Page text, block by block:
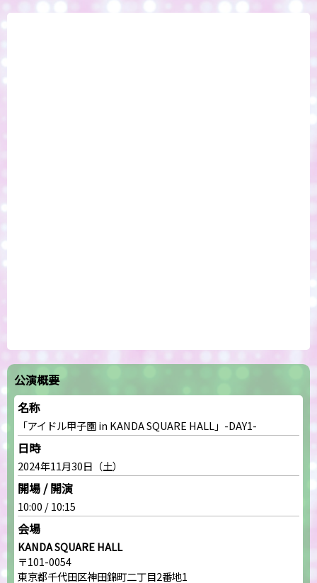
公演概要
名称
「アイドル甲子園 in KANDA SQUARE HALL」-DAY1-
日時
2024年11月30日（土）
開場 / 開演
10:00 / 10:15
会場
KANDA SQUARE HALL
〒101-0054
東京都千代田区神田錦町二丁目2番地1